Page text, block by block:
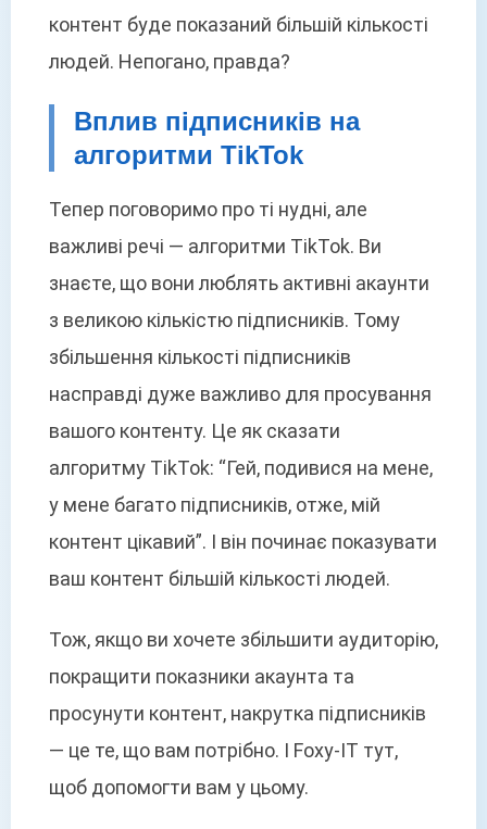
контент буде показаний більшій кількості
людей. Непогано, правда?
Вплив підписників на
алгоритми TikTok
Тепер поговоримо про ті нудні, але
важливі речі — алгоритми TikTok. Ви
знаєте, що вони люблять активні акаунти
з великою кількістю підписників. Тому
збільшення кількості підписників
насправді дуже важливо для просування
вашого контенту. Це як сказати
алгоритму TikTok: “Гей, подивися на мене,
у мене багато підписників, отже, мій
контент цікавий”. І він починає показувати
ваш контент більшій кількості людей.
Тож, якщо ви хочете збільшити аудиторію,
покращити показники акаунта та
просунути контент, накрутка підписників
— це те, що вам потрібно. І Foxy-IT тут,
щоб допомогти вам у цьому.